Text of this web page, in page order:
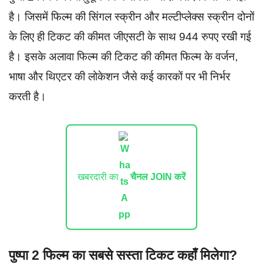
है। जिसमें फिल्म की सिंगल स्क्रीन और मल्टीप्लेक्स स्क्रीन दोनों
के लिए ही टिकट की कीमत जीएसटी के साथ 944 रुपए रखी गई
है। इसके अलावा फिल्म की टिकट की कीमत फिल्म के वर्जन,
भाषा और थिएटर की लोकेशन जैसे कई कारकों पर भी निर्भर
करती है।
खबरदारी का चैनल JOIN करें
पुष्पा 2 फिल्म का सबसे सस्ता टिकट कहाँ मिलेगा?